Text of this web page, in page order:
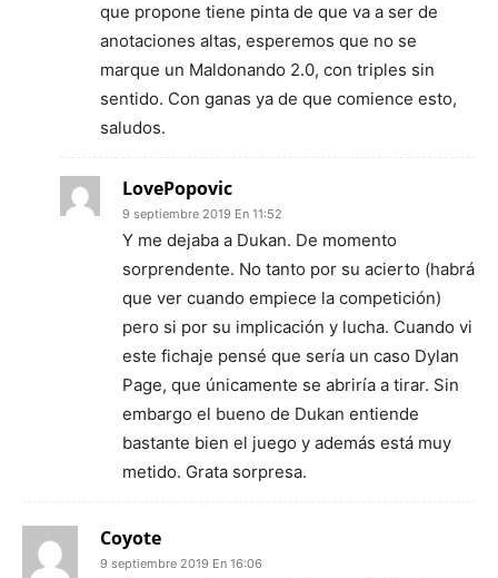
que propone tiene pinta de que va a ser de
anotaciones altas, esperemos que no se
marque un Maldonando 2.0, con triples sin
sentido. Con ganas ya de que comience esto,
saludos.
LovePopovic
9 septiembre 2019 En 11:52
Y me dejaba a Dukan. De momento
sorprendente. No tanto por su acierto (habrá
que ver cuando empiece la competición)
pero si por su implicación y lucha. Cuando vi
este fichaje pensé que sería un caso Dylan
Page, que únicamente se abriría a tirar. Sin
embargo el bueno de Dukan entiende
bastante bien el juego y además está muy
metido. Grata sorpresa.
Coyote
9 septiembre 2019 En 16:06